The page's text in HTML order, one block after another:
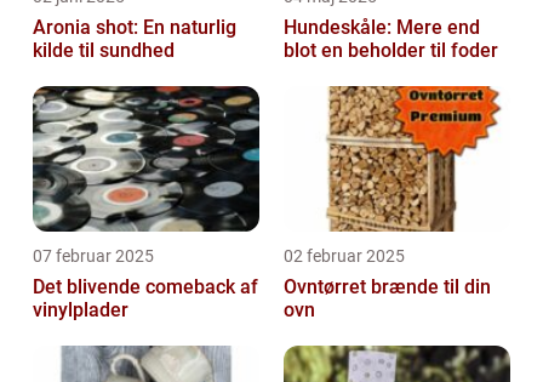
Aronia shot: En naturlig
kilde til sundhed
Hundeskåle: Mere end
blot en beholder til foder
07 februar 2025
Det blivende comeback af
vinylplader
02 februar 2025
Ovntørret brænde til din
ovn